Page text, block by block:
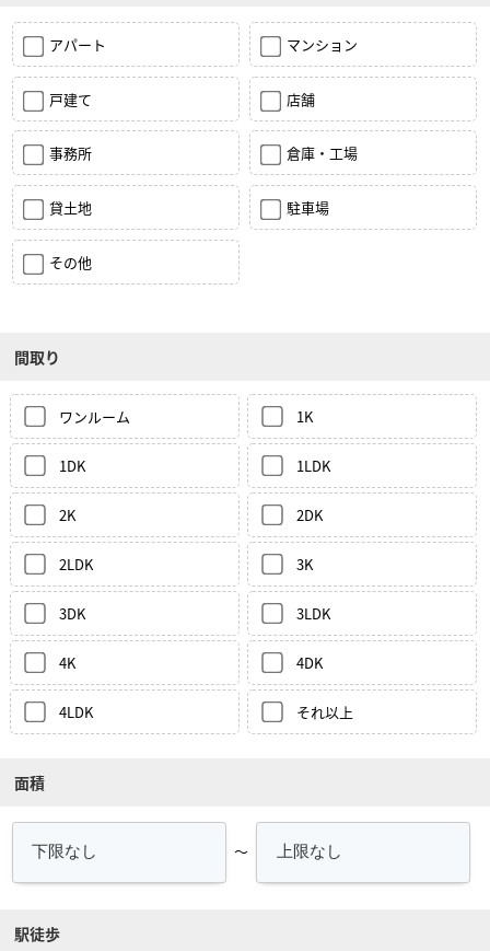
アパート マンション
戸建て 店舗
事務所 倉庫・工場
貸土地 駐車場
その他
間取り
ワンルーム 1K
1DK 1LDK
2K 2DK
2LDK 3K
3DK 3LDK
4K 4DK
4LDK それ以上
面積
～
駅徒歩